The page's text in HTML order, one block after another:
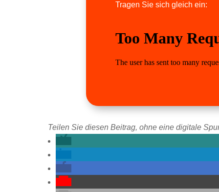
Tragen Sie sich gleich ein:
Teilen Sie diesen Beitrag, ohne eine digitale